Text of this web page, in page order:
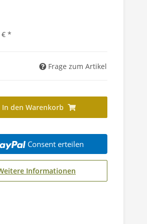
€ *
Frage zum Artikel
In den Warenkorb
Consent erteilen
Informationen